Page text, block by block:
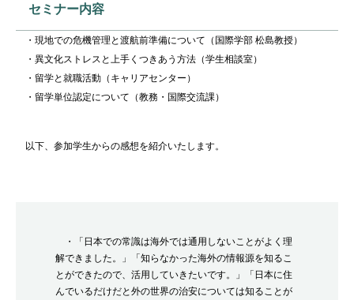
セミナー内容
・現地での危機管理と渡航前準備について（国際学部 松島教授）
・異文化ストレスと上手くつきあう方法（学生相談室）
・留学と就職活動（キャリアセンター）
・留学単位認定について（教務・国際交流課）
以下、参加学生からの感想を紹介いたします。
・「 日本での常識は海外では通用しないことがよく理
解できました。」
「知らなかった海外の情報源を知るこ
とができたので、 活用していきたいです。」「 日本に住
んでいるだけだと外の世界の治安については知ることが